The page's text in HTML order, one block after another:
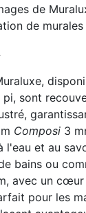
de
de
sont
Composi 3
et au
bains ou
avec un cœur
pour les